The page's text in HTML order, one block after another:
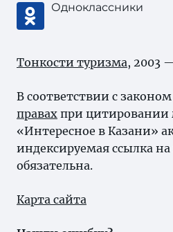
Одноклассники
Тонкости туризма, 2003
В соответствии с законом
правах при цитировании
«Интересное в Казани»
индексируемая ссылка
обязательна.
Карта сайта